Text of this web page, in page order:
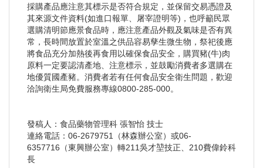
採購產品應注意其標示是否符合規定，並保留交易憑證及
其來源文件資料(如進口報單、屠宰證明等)，也呼籲民眾
選購清明節應景食品時，應注意產品外觀及氣味是否有異
常，長時間放置於室溫之供品容易孳生微生物，祭祀後應
將食品充分加熱後再食用以確保食品安全，購買豬(牛)肉
原料一定要認清產地、注意標示，並鼓勵消費者多選購在
地優質國產豬。消費者若有任何食品安全衛生問題，歡迎
洽詢衛生局免費服務專線0800-285-000。
發稿人：食品藥物管理科 張智怡 技士
連絡電話：06-2679751（林森辦公室）或06-
6357716（東興辦公室）轉211吳才堃技正、210費偉鈴科
長